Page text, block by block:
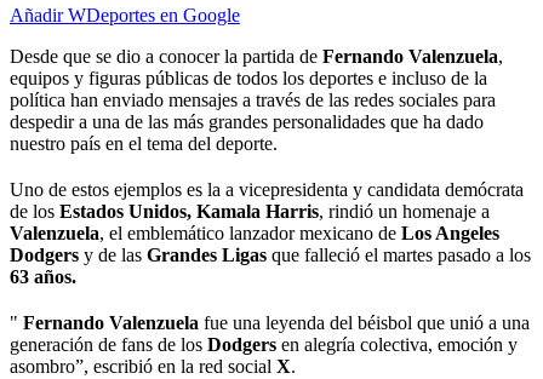
Añadir WDeportes en Google
Desde que se dio a conocer la partida de Fernando Valenzuela,
equipos y figuras públicas de todos los deportes e incluso de la
política han enviado mensajes a través de las redes sociales para
despedir a una de las más grandes personalidades que ha dado
nuestro país en el tema del deporte.
Uno de estos ejemplos es la a vicepresidenta y candidata demócrata
de los Estados Unidos, Kamala Harris, rindió un homenaje a
Valenzuela, el emblemático lanzador mexicano de Los Angeles
Dodgers y de las Grandes Ligas que falleció el martes pasado a los
63 años.
" Fernando Valenzuela fue una leyenda del béisbol que unió a una
generación de fans de los Dodgers en alegría colectiva, emoción y
asombro”, escribió en la red social X.